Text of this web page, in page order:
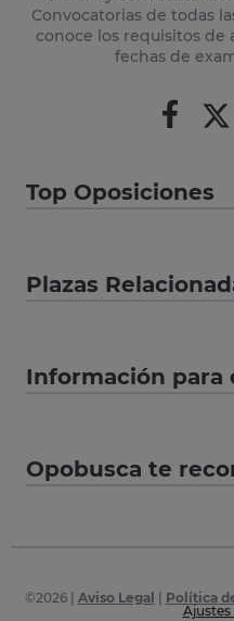
Convocatorias de todas
conoce los requisitos de
fechas de
Top Oposiciones
Plazas
Información para
Opobusca te
©2026| Aviso Legal Política
Ajustes